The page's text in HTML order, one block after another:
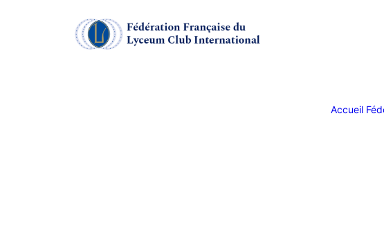
Accueil